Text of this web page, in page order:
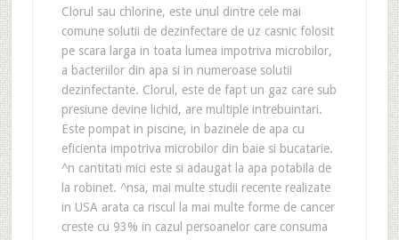
Clorul sau chlorine, este unul dintre cele mai
comune solutii de dezinfectare de uz casnic folosit
pe scara larga in toata lumea impotriva microbilor,
a bacteriilor din apa si in numeroase solutii
dezinfectante. Clorul, este de fapt un gaz care sub
presiune devine lichid, are multiple intrebuintari.
Este pompat in piscine, in bazinele de apa cu
eficienta impotriva microbilor din baie si bucatarie.
^n cantitati mici este si adaugat la apa potabila de
la robinet. ^nsa, mai multe studii recente realizate
in USA arata ca riscul la mai multe forme de cancer
creste cu 93% in cazul persoanelor care consuma